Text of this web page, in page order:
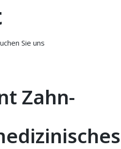
Sie uns
Zahn-